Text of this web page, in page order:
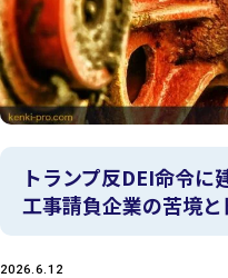
トランプ反DEI命令
工事請負企業の苦境
2026.6.12